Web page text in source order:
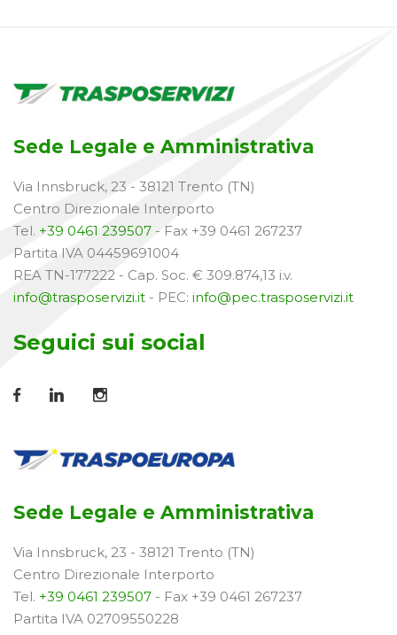
Sede Legale e Amministrativa
Via Innsbruck, 23 - 38121 Trento (TN)
Centro Direzionale Interporto
Tel. +39 0461 239507 - Fax +39 0461 267237
Partita IVA 04459691004
REA TN-177222 - Cap. Soc. € 309.874,13 i.v.
info@trasposervizi.it - PEC: info@pec.trasposervizi.it
Seguici sui social
Sede Legale e Amministrativa
Via Innsbruck, 23 - 38121 Trento (TN)
Centro Direzionale Interporto
Tel. +39 0461 239507 - Fax +39 0461 267237
Partita IVA 02709550228